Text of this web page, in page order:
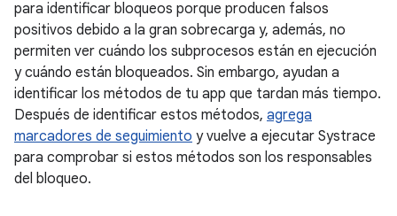
para identificar bloqueos porque producen falsos
positivos debido a la gran sobrecarga y, además, no
permiten ver cuándo los subprocesos están en ejecución
y cuándo están bloqueados. Sin embargo, ayudan a
identificar los métodos de tu app que tardan más tiempo.
Después de identificar estos métodos, agrega
marcadores de seguimiento y vuelve a ejecutar Systrace
para comprobar si estos métodos son los responsables
del bloqueo.